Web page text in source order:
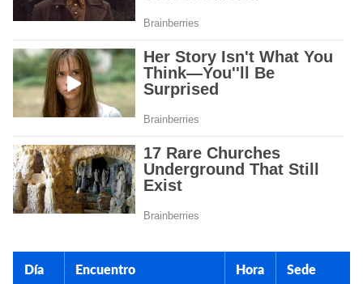
Día Encuentro Hora Sede